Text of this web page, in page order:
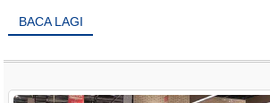
BACA LAGI